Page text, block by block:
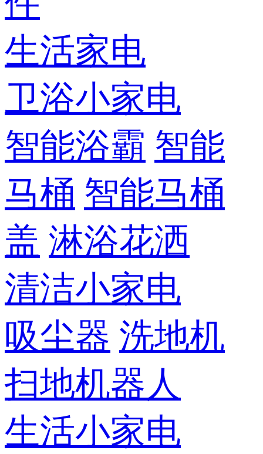
生活家电
卫浴小家电
智能浴霸 智能
马桶 智能马桶
盖 淋浴花洒
清洁小家电
吸尘器 洗地机
扫地机器人
生活小家电